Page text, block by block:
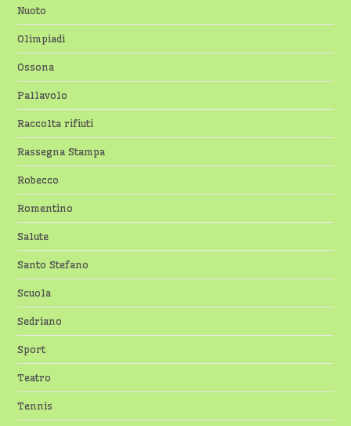
Nuoto
Olimpiadi
Ossona
Pallavolo
Raccolta rifiuti
Rassegna Stampa
Robecco
Romentino
Salute
Santo Stefano
Scuola
Sedriano
Sport
Teatro
Tennis